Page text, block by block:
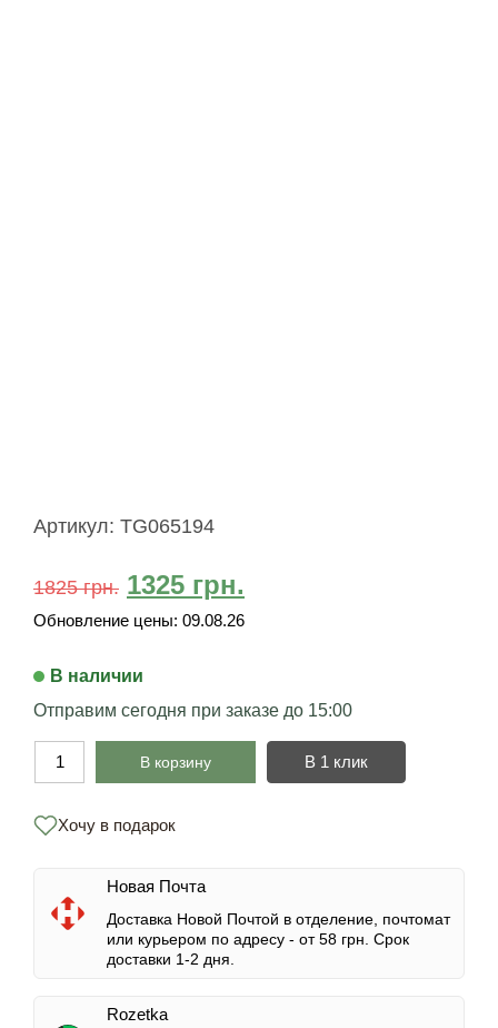
Артикул: TG065194
1825грн. 1325 грн.
Обновление цены: 09.08.26
В наличии
Отправим сегодня при заказе до 15:00
В корзину В 1 клик
Хочу в подарок
Новая Почта
Доставка Новой Почтой в отделение, почтомат
или курьером по адресу - от 58 грн. Срок
доставки 1-2 дня.
Rozetka